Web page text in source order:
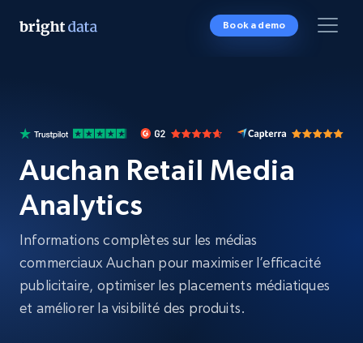
Book a demo
Auchan Retail Media
Analytics
Informations complètes sur les médias
commerciaux Auchan pour maximiser l’efficacité
publicitaire, optimiser les placements médiatiques
et améliorer la visibilité des produits.